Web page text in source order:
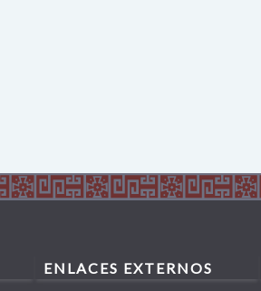
ENLACES EXTERNOS